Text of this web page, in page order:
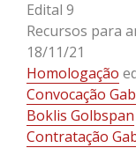
Edital 9
Recursos para
18/11/21
Homologação
Convocação
Boklis Golbspan
Contratação